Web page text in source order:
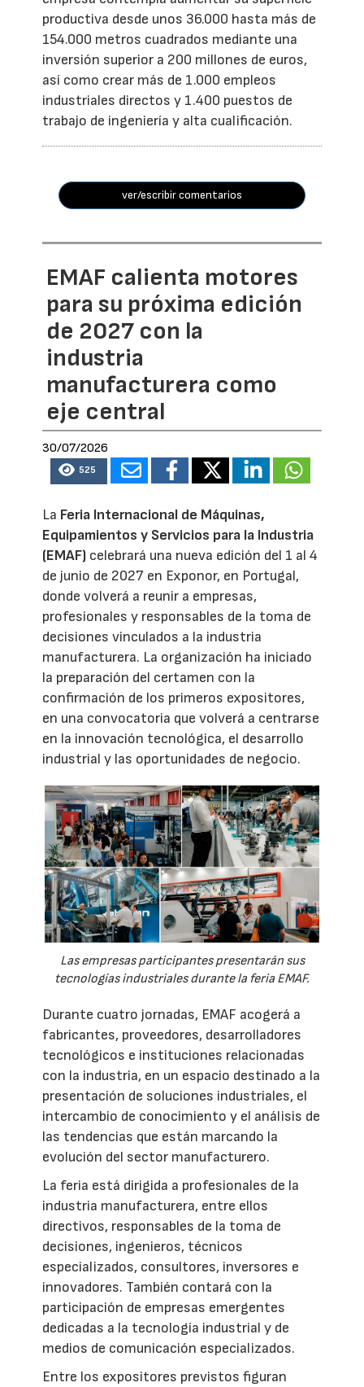
productiva desde unos 36.000 hasta más de
154.000 metros cuadrados mediante una
inversión superior a 200 millones de euros,
así como crear más de 1.000 empleos
industriales directos y 1.400 puestos de
trabajo de ingeniería y alta cualificación.
ver/escribir comentarios
EMAF calienta motores
para su próxima edición
de 2027 con la
industria
manufacturera como
eje central
30/07/2026
525
La Feria Internacional de Máquinas,
Equipamientos y Servicios para la Industria
(EMAF) celebrará una nueva edición del 1 al 4
de junio de 2027 en Exponor, en Portugal,
donde volverá a reunir a empresas,
profesionales y responsables de la toma de
decisiones vinculados a la industria
manufacturera. La organización ha iniciado
la preparación del certamen con la
confirmación de los primeros expositores,
en una convocatoria que volverá a centrarse
en la innovación tecnológica, el desarrollo
industrial y las oportunidades de negocio.
Las empresas participantes presentarán sus
tecnologías industriales durante la feria EMAF.
Durante cuatro jornadas, EMAF acogerá a
fabricantes, proveedores, desarrolladores
tecnológicos e instituciones relacionadas
con la industria, en un espacio destinado a la
presentación de soluciones industriales, el
intercambio de conocimiento y el análisis de
las tendencias que están marcando la
evolución del sector manufacturero.
La feria está dirigida a profesionales de la
industria manufacturera, entre ellos
directivos, responsables de la toma de
decisiones, ingenieros, técnicos
especializados, consultores, inversores e
innovadores. También contará con la
participación de empresas emergentes
dedicadas a la tecnología industrial y de
medios de comunicación especializados.
Entre los expositores previstos figuran